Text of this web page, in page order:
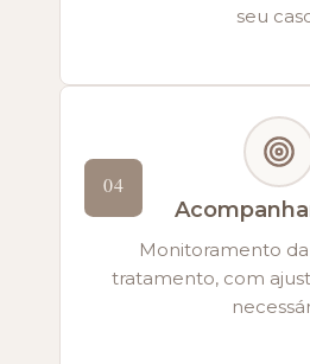
seu
04
Monitoramento
tratamento, com